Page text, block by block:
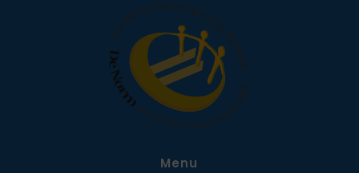
Menu